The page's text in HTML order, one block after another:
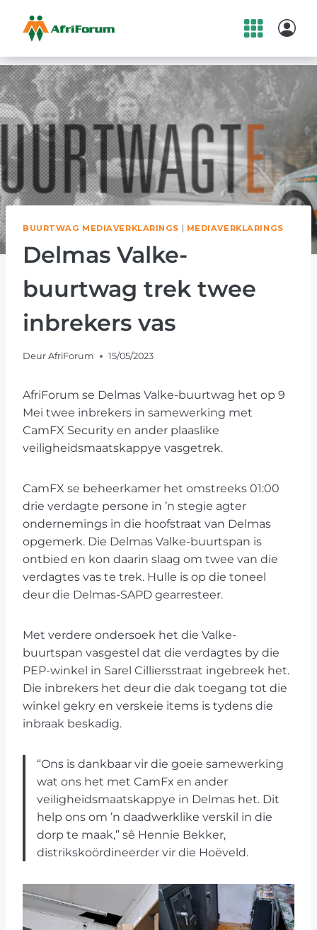
to
content
BUURTWAG MEDIAVERKLARINGS | MEDIAVERKLARINGS
Delmas Valke-
buurtwag trek twee
inbrekers vas
Deur AfriForum 15/05/2023
AfriForum se Delmas Valke-buurtwag het op 9
Mei twee inbrekers in samewerking met
CamFX Security en ander plaaslike
veiligheidsmaatskappye vasgetrek.
CamFX se beheerkamer het omstreeks 01:00
drie verdagte persone in ’n stegie agter
ondernemings in die hoofstraat van Delmas
opgemerk. Die Delmas Valke-buurtspan is
ontbied en kon daarin slaag om twee van die
verdagtes vas te trek. Hulle is op die toneel
deur die Delmas-SAPD gearresteer.
Met verdere ondersoek het die Valke-
buurtspan vasgestel dat die verdagtes by die
PEP-winkel in Sarel Cilliersstraat ingebreek het.
Die inbrekers het deur die dak toegang tot die
winkel gekry en verskeie items is tydens die
inbraak beskadig.
“Ons is dankbaar vir die goeie samewerking
wat ons het met CamFx en ander
veiligheidsmaatskappye in Delmas het. Dit
help ons om ’n daadwerklike verskil in die
dorp te maak,” sê Hennie Bekker,
distrikskoördineerder vir die Hoëveld.